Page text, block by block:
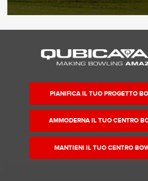
PIANIFICA IL TUO PROGETTO
AMMODERNA IL TUO CENTRO
MANTIENI IL TUO CENTRO